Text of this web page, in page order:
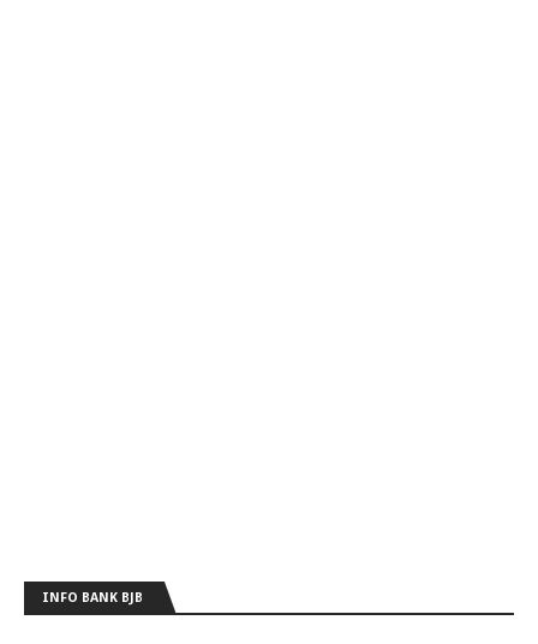
INFO BANK BJB